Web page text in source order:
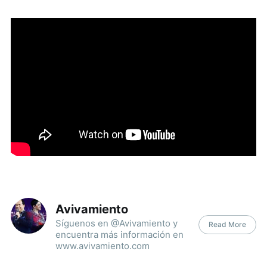
Avivamiento
Síguenos en @Avivamiento y
encuentra más información en
www.avivamiento.com
Read More